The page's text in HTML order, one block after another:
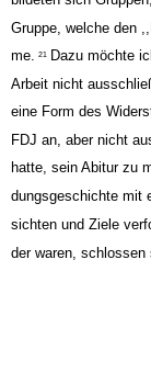
bildeten sich
Gruppe, welche den
me.
Dazu möchte
Arbeit nicht
eine Form des
FDJ an, aber nicht
hatte, sein Abitur zu
dungsgeschichte mit
sichten und Ziele